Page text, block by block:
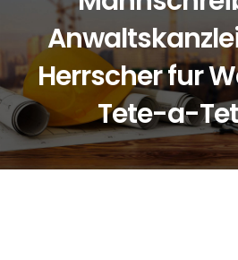
Herrscher fur
Tete-a-